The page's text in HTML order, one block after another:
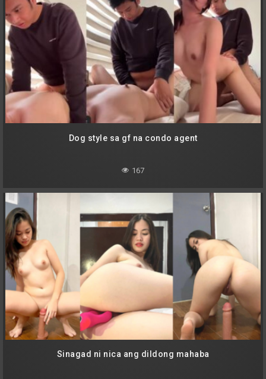
Dog style sa gf na condo agent
167
Sinagad ni nica ang dildong mahaba